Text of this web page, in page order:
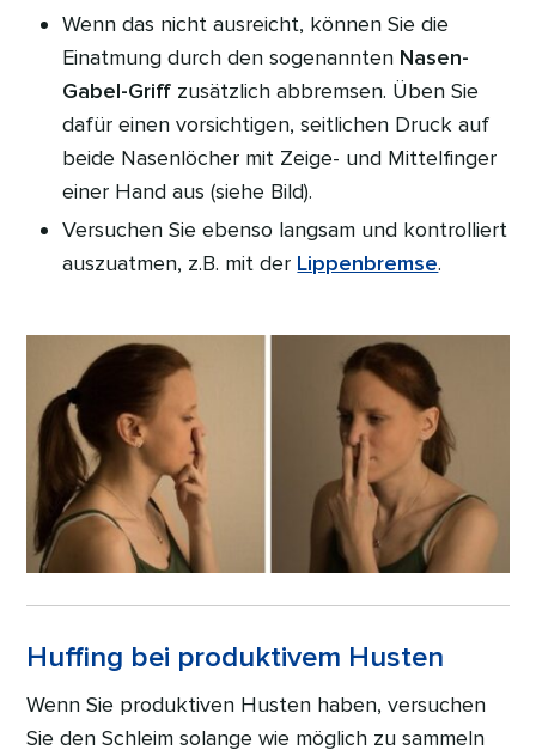
Wenn das nicht ausreicht, können Sie die
Einatmung durch den sogenannten Nasen-
Gabel-Griff zusätzlich abbremsen. Üben Sie
dafür einen vorsichtigen, seitlichen Druck auf
beide Nasenlöcher mit Zeige- und Mittelfinger
einer Hand aus (siehe Bild).
Versuchen Sie ebenso langsam und kontrolliert
auszuatmen, z.B. mit der Lippenbremse.
Huffing bei produktivem Husten
Wenn Sie produktiven Husten haben, versuchen
Sie den Schleim solange wie möglich zu sammeln